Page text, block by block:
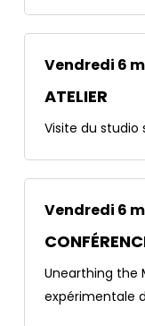
Vendredi 6
ATELIER
Visite du studio
Vendredi 6
Unearthing the
expérimentale